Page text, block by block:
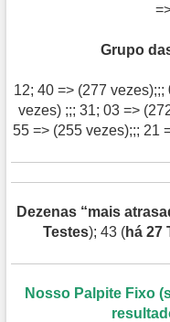
Grupo
12; 40 => (277 vezes);;;
vezes) ;;; 31; 03 =>
55 => (255 vezes);;; 21
Dezenas “mais
Testes); 43 (há 27
Nosso Palpite Fixo